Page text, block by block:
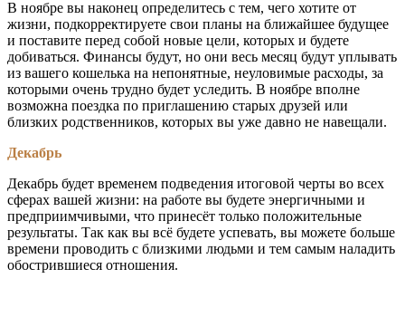
В ноябре вы наконец определитесь с тем, чего хотите от
жизни, подкорректируете свои планы на ближайшее будущее
и поставите перед собой новые цели, которых и будете
добиваться. Финансы будут, но они весь месяц будут уплывать
из вашего кошелька на непонятные, неуловимые расходы, за
которыми очень трудно будет уследить. В ноябре вполне
возможна поездка по приглашению старых друзей или
близких родственников, которых вы уже давно не навещали.
Декабрь
Декабрь будет временем подведения итоговой черты во всех
сферах вашей жизни: на работе вы будете энергичными и
предприимчивыми, что принесёт только положительные
результаты. Так как вы всё будете успевать, вы можете больше
времени проводить с близкими людьми и тем самым наладить
обострившиеся отношения.